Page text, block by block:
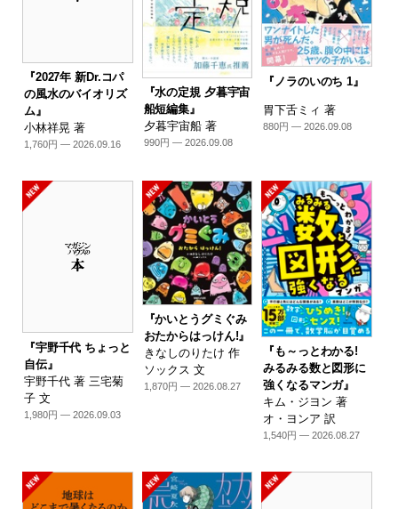
『2027年 新Dr.コパ
の風水のバイオリズ
ム』
小林祥晃 著
1,760円 — 2026.09.16
『水の定規 夕暮宇宙
船短編集』
夕暮宇宙船 著
990円 — 2026.09.08
『ノラのいのち 1』
胃下舌ミィ 著
880円 — 2026.09.08
『宇野千代 ちょっと
自伝』
宇野千代 著 三宅菊
子 文
1,980円 — 2026.09.03
『かいとうグミぐみ
おたからはっけん!』
きなしのりたけ 作
ソックス 文
1,870円 — 2026.08.27
『も～っとわかる!
みるみる数と図形に
強くなるマンガ』
キム・ジヨン 著
オ・ヨンア 訳
1,540円 — 2026.08.27